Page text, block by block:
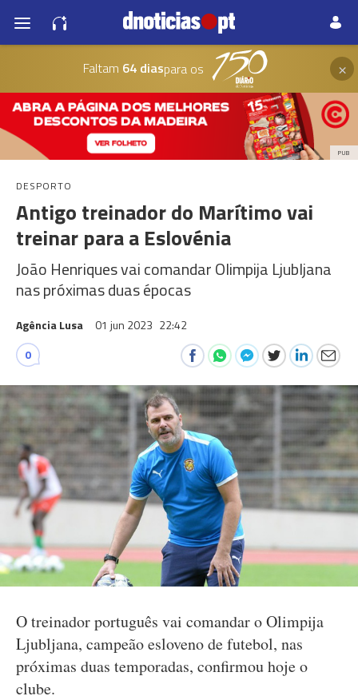
Faltam 64 diaspara os ×
PUB
DESPORTO
Antigo treinador do Marítimo vai
treinar para a Eslovénia
João Henriques vai comandar Olimpija Ljubljana
nas próximas duas épocas
Agência Lusa 01 jun 2023 22:42
0
O treinador português vai comandar o Olimpija
Ljubljana, campeão esloveno de futebol, nas
próximas duas temporadas, confirmou hoje o
clube.